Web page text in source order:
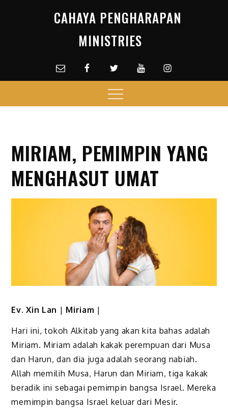
CAHAYA PENGHARAPAN
MINISTRIES
Email facebookTwitterYoutubeInstagram
Menu
MIRIAM, PEMIMPIN YANG
MENGHASUT UMAT
Ev. Xin Lan | Miriam |
Hari ini, tokoh Alkitab yang akan kita bahas adalah
Miriam. Miriam adalah kakak perempuan dari Musa
dan Harun, dan dia juga adalah seorang nabiah.
Allah memilih Musa, Harun dan Miriam, tiga kakak
beradik ini sebagai pemimpin bangsa Israel. Mereka
memimpin bangsa Israel keluar dari Mesir.